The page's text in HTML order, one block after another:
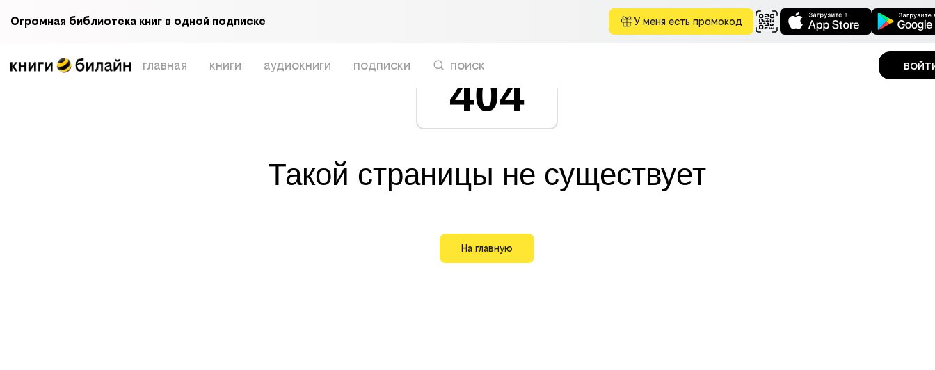
Огромная библиотека книг в одной подписке У меня есть промокод
главная книги аудиокниги подписки поиск
404
Такой страницы не существует
На главную